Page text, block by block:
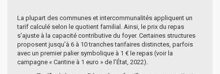
La plupart des communes et intercommunalités appliquent un
tarif calculé selon le quotient familial. Ainsi, le prix du repas
s’ajuste à la capacité contributive du foyer. Certaines structures
proposent jusqu’à 6 à 10 tranches tarifaires distinctes, parfois
avec un premier palier symbolique à 1 € le repas (voir la
campagne « Cantine à 1 euro » de l’État, 2022).